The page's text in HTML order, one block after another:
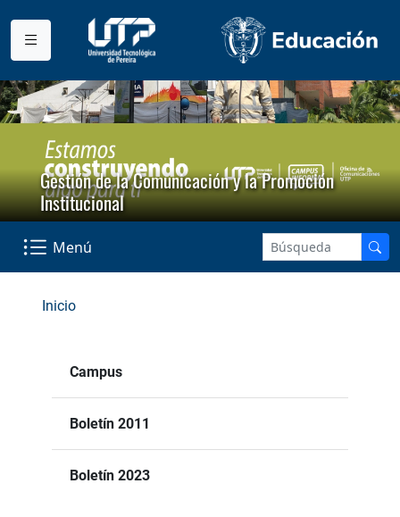
Gestión de la Comunicación y la Promoción
Institucional
Menú
Inicio
Campus
Boletín 2011
Boletín 2023